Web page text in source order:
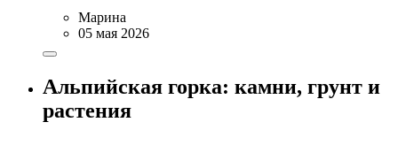
Марина
05 мая 2026
Альпийская горка: камни, грунт и
растения